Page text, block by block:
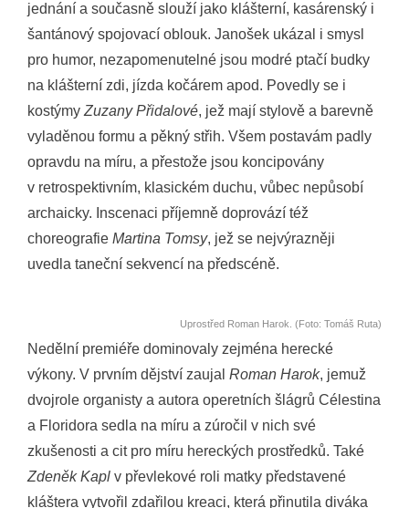
jednání a současně slouží jako klášterní, kasárenský i
šantánový spojovací oblouk. Janošek ukázal i smysl
pro humor, nezapomenutelné jsou modré ptačí budky
na klášterní zdi, jízda kočárem apod. Povedly se i
kostýmy Zuzany Přidalové, jež mají stylově a barevně
vyladěnou formu a pěkný střih. Všem postavám padly
opravdu na míru, a přestože jsou koncipovány
v retrospektivním, klasickém duchu, vůbec nepůsobí
archaicky. Inscenaci příjemně doprovází též
choreografie Martina Tomsy, jež se nejvýrazněji
uvedla taneční sekvencí na předscéně.
Uprostřed Roman Harok. (Foto: Tomáš Ruta)
Nedělní premiéře dominovaly zejména herecké
výkony. V prvním dějství zaujal Roman Harok, jemuž
dvojrole organisty a autora operetních šlágrů Célestina
a Floridora sedla na míru a zúročil v nich své
zkušenosti a cit pro míru hereckých prostředků. Také
Zdeněk Kapl v převlekové roli matky představené
kláštera vytvořil zdařilou kreaci, která přinutila diváka